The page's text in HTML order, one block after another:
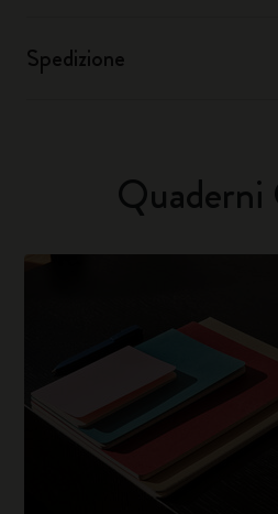
Spedizione
Quaderni